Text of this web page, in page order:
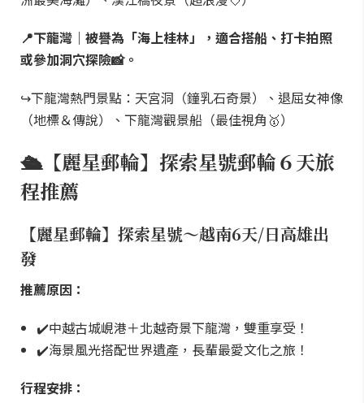
📍下龍灣｜被譽為「海上桂林」，適合搭船、打卡拍照
或參加洞穴探險📸。
↪下龍灣熱門景點：天宮洞（鐘乳石奇景）、退屈女神像
（地標＆傳說）、下龍灣觀景船（最佳視角🥇）
🛳️【麗星郵輪】探索星號郵輪６天旅
程推薦
【麗星郵輪】探索星號～越南6天/日高雄出
發
推薦原因：
✔️中越古城峴港＋北越奇景下龍灣，雙重享受！
✔️海景風光搭配世界遺產，長輩最愛文化之旅！
行程安排：